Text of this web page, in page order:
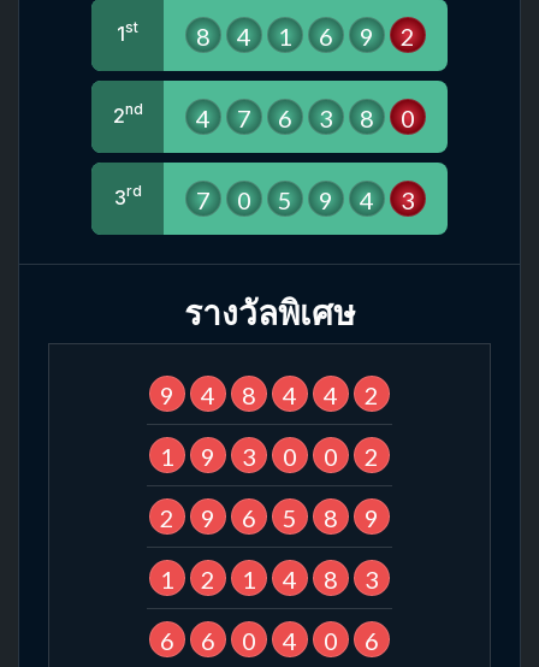
1st 8 4 1 6 9 2
2nd 4 7 6 3 8 0
3rd 7 0 5 9 4 3
รางวัลพิเศษ
9 4 8 4 4 2
1 9 3 0 0 2
2 9 6 5 8 9
1 2 1 4 8 3
6 6 0 4 0 6